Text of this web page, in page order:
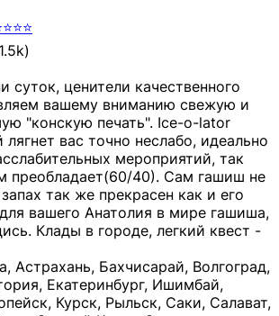
суток, ценители качественного
вашему вниманию свежую и
"конскую печать". Ice-o-lator
вас точно неслабо, идеально
мероприятий, так
преобладает(60/40). Сам гашиш не
так же прекрасен как и его
вашего Анатолия в мире гашиша,
Клады в городе, легкий квест -
АО), Бердск, Березники (Пермский край), Берёзовский (Кемеровская область), Берёзовский (Свердловская область), Беслан, Бийск, Бикин, Билибино, Биробиджан, Благовещенск (Амурская область), Благовещенск (Башкортостан), Бобров, Богородицк, Боготол, Богучар, Бокситогорск (Ленинградская область), Бологое (Тверская область), Болхов, Большой Камень (Приморский край), Борисоглебск (Воронежская область), Боровичи (Новгородская область), Боровск, Бородино, Братск, Бронницы (Московская область), Бугульма (Республика Татарстан), Бугуруслан (Оренбургская область), Буинск, Буй, Буйнакск, Валдай, Валуйки, Велиж, Великие Луки, Великий Новгород, Великий Устюг, Вельск, Венёв, Верещагино, Верхнеуральск, Верхний Уфалей, Верхняя Салда, Верхняя Тура, Весьегонск, Вилючинск, Вихоревка, Вичуга, Владикавказ, Волгодонск, Волгореченск, Володарск, Волосово, Волчанск, Вольск, Воркута, Ворсма, Всеволожск (Ленинградская область), Вуктыл, Выкса, Высоковск, Высоцк, Вытегра, Вышний Волочёк, Вяземский, Вязники, Вятские Поляны, Нея, Шилка, Гаврилов Посад, Гаврилов-Ям, Гай, Галич, Гдов, Голицыно, Горно-Алтайск, Горнозаводск, Горняк, Городец, Гороховец, Гремячинск, Грозный, Грязи, Грязовец, Губкинский, Гуково, Гулькевичи, Гурьевск (Калининградская область), Гурьевск (Кемеровская область), Гусев, Гусь-Хрустальный, Давлеканово, Далматово, Дальнегорск, Дегтярск, Дедовск, Демидов, Дербент, Десногорск, Дзержинск, Дзержинский (Московская область), Дивногорск, Димитровград, Дмитровск, Дно, Добрянка, Долинск, Домодедово, Донецк (ДНР), Дорогобуж, Дрезна, Дубна, Дудинка, Духовщина, Дятьково, Егорьевск, Елабуга, Елизово, Ельня (Будет изменено название), Емва, Енисейск, Ермолино, Ершов, Ессентуки, Ефремов, Железноводск, Железногорск (Красноярский край), Железногорск (Курская область), Железногорск-Илимский, Жигулёвск, Жиздра, Жирновск, Жуков, Жуковка, Заводоуковск, Заволжск, Задонск, Заинск, Заозёрный, Заозёрск, Западная Двина, Заполярный, Зарайск, Заречный (Пензенская область), Заречный (Свердловская область), Заринск, Звенигово, Зверево, Зеленогорск ( Ленинградская обл. ), Зеленоградск, Зеленодольск, Зеленокумск, Зерноград, Зима, Змеиногорск, Зубцов, Ивангород, Иваново, Ивдель, Избербаш, Изобильный, Иланский, Инза, Инкерман, Инта, Ипатово, Искитим, Йошкар-Ола, Кадников, Калач, Калач-на-Дону, Калининск, Калтан, Калязин, Камбарка, Каменка (Пензенская область), Каменногорск (Ленинградская область), Каменск-Уральский, Каменск-Шахтинский, Камень-на-Оби, Камешково, Камышин, Канаш, Кандалакша, Карабаново, Карабаш, Карачаевск, Каргат, Каргополь, Карпинск, Карталы, Касимов, Касли, Каспийск, Катав-Ивановск, Катайск, Качканар, Кашин, Кашира, Кемерово, Кемь, Кизел, Кизилюрт, Кизляр, Кимовск, Кимры, Кингисепп, Кинель, Киреевск, Киренск, Киржач, Кириши, Кирово-Чепецк, Кировск (Ленинградская область), Кировск (Мурманская область), Кирсанов, Киселёвск, Кисловодск, Климовск, Клинцы, Княгинино, Ковдор, Ковров, Когалым, Козельск, Козьмодемьянск, Кола, Кологрив, Колпашево, Колпино, Кольчугино, Комсомольск, Комсомольск-на-Амуре, Конаково, Кондопога, Кондрово, Константиновск, Кораблино, Кореновск, Корсаков, Коряжма, Костерёво, Костомукша, Котельники, Котельниково, Котельнич, Котлас, Котовск, Кохма, Красноармейск (Московская область), Краснозаводск, Краснознаменск (Московская область), Краснокаменск, Краснослободск (Волгоградская область), Краснотурьинск, Красноуральск, Красный Сулин, Кремёнки, Кропоткин, Кубинка, Кувшиново (Тверская область), Кудрово, Кулебаки, Кумертау, Курлово, Куровское, Куртамыш, Курчатов, Куса, Кушва, Кыштым, Лабытнанги, Лагань, Лаишево (Республика Татарстан), Лакинск, Лангепас, Лахденпохья, Ленинск-Кузнецкий, Ленск (Республика Саха), Лермонтов (Ставропольский край), Лесозаводск (Приморский край), Лесосибирск, Ливны (Орловская область), Ликино-Дулёво, Липки (Тульская область), Лиски (Воронежская область), Лихославль, Лодейное Поле, Ломоносов (Санкт-Петербург), Лосино-Петровский, Лукоянов, Луховицы, Лыткарино, Любань (Ленинградская область), Любим, Людиново, Магас, Майский, Макаров, Малая Вишера, Малгобек, Мамадыш, Мамоново, Мантурово, Маркс, Махачкала, Мглин, Мегион, Медвежьегорск, Медногорск, Медынь, Меленки, Мелеуз, Менделеевск, Мещовск, Микунь, Миллерово, Минусинск, Миньяр, Мирный (Архангельская область), Мирный (Якутия), Михайловка (Город), Михайловск (Свердловская область), Михайловск (Ставропольский край), Могоча, Можга, Моздок, Мончегорск, Морозовск, Моршанск, Мосальск, Муравленко, Мурино, Муром, Мценск, Мыски, Набережные Челны, Навашино (Нижегородская область), Назарово (Красноярский край), Назрань, Нальчик, Наро-Фоминск, Нарткала, Нарьян-Мар, Находка, Невель (Псковская область), Невельск, Невьянск, Нелидово (Тверская область), Неман, Нерехта (Костромская область), Нерюнгри, Нестеров, Нефтегорск (Самарская область), Нефтекумск, Нижневартовск, Нижнекамск (Республика Татарстан), Нижнеудинск, Нижние Серги, Нижний Ломов, Нижняя Тура, Николаевск-на-Амуре, Никольск (Вологодская область), Никольск (Пензенская область), Новая Ладога, Новая Ляля, Новоалександровск, Новоалтайск, Нововоронеж, Новодвинск, Новозыбков, Новокубанск, Новокуйбышевск, Новомичуринск, Новопавловск, Новоржев, Новосокольники, Новотроицк, Новоульяновск, Новоуральск, Новохопёрск, Новочебоксарск, Новошахтинск, Новый Оскол, Новый Уренгой, Норильск, Нурлат, Нягань, Нязепетровск, Няндома, Облучье, Обоянь, Озёрск (Калининградская область), Озёрск (Челябинская область), Озёры, Октябрьск (Самарская область), Октябрьский (Башкортостан), Окуловка (Новгородская область), Оленегорск, Олонец, Онега, Опочка, Осинники, Осташков, Остров, Острогожск, Отрадный, Оха, Павлово, Павловск (Воронежская область), Павловск (Санкт-Петербург), Павловский Посад, Партизанск, Певек, Пенза, Первоуральск, Перевоз, Пересвет, Переславль-Залесский, Пестово (Новгородская область), Петрозаводск, Петропавловск-Камчатский, Печоры, Пикалёво, Пионерский, Питкяранта, Плавск, Плёс, Подпорожье, Покачи, Покров, Покровск, Полесск, Полысаево, Полярные Зори, Полярный, Поронайск, Порхов, Похвистнево, Почеп, Починок, Пошехонье, Правдинск, Приморск (Калининградская область), Приморско-Ахтарск, Приозерск, Прокопьевск, Протвино, Прохладный, Пугачёв, Пудож, Пустошка, Пушкино, Пущино, Пыталово, Радужный (Владимирская область), Радужный (Ханты-Мансийский АО), Райчихинск, Раменское, Рассказово, Ревда, Реж, Реутов, Родники, Россошь, Ростов (Ярославская обл.), Рошаль, Ртищево, Рубцовск, Рузаевка, Рыбинск, Рыбное, Ряжск, Салехард, Сальск, Саранск, Сарапул, Саров, Сасово, Сатка, Сафоново, Саяногорск, Саянск, Светлогорск, Светлоград, Светлый, Светогорск (Ленинградская область), Свободный, Себеж, Северобайкальск, Северодвинск, Североуральск, Сегежа, Семикаракорск, Сенгилей, Серафимович, Сергач, Сергиев Посад, Сердобск, Сертолово (Ленинградская область), Сестрорецк (Ленинградская область), Сибай, Скопин, Славгород, Сланцы, Слободской, Слюдянка, Собинка, Советск (Кировская область), Советск (Калининградская область), Советск (Тульская область), Советская Гавань, Советский (Ханты-Мансийский АО), Сокол (Вологодская область), Солигалич, Соль-Илецк, Сольцы, Сортавала, Сосенский, Сосновоборск, Сосновый Бор (Ленинградская область), Сосногорск, Спас-Клепики, Спасск-Рязанский, С